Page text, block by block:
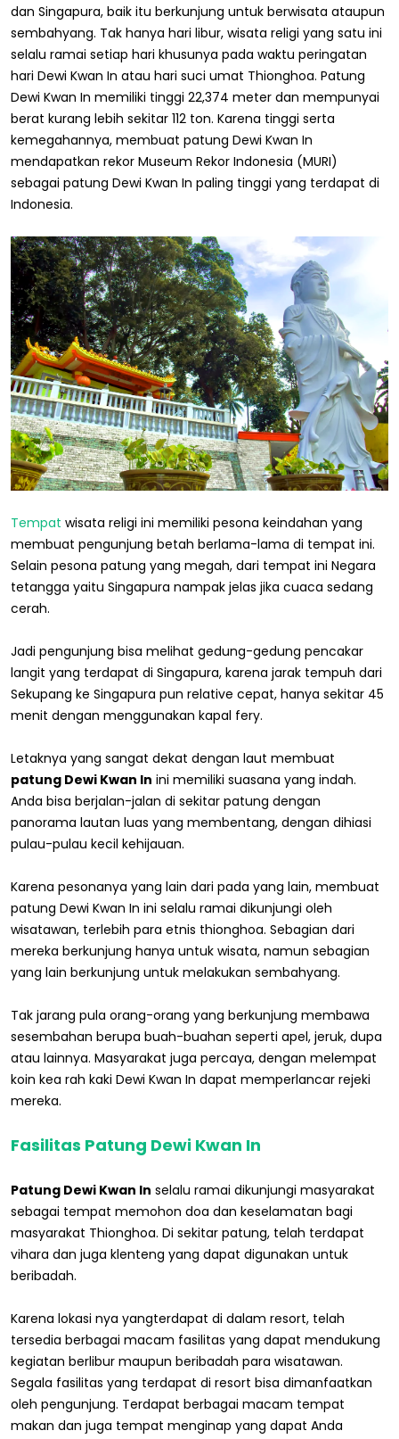
dan Singapura, baik itu berkunjung untuk berwisata ataupun
sembahyang. Tak hanya hari libur, wisata religi yang satu ini
selalu ramai setiap hari khusunya pada waktu peringatan
hari Dewi Kwan In atau hari suci umat Thionghoa. Patung
Dewi Kwan In memiliki tinggi 22,374 meter dan mempunyai
berat kurang lebih sekitar 112 ton. Karena tinggi serta
kemegahannya, membuat patung Dewi Kwan In
mendapatkan rekor Museum Rekor Indonesia (MURI)
sebagai patung Dewi Kwan In paling tinggi yang terdapat di
Indonesia.
Tempat wisata religi ini memiliki pesona keindahan yang
membuat pengunjung betah berlama-lama di tempat ini.
Selain pesona patung yang megah, dari tempat ini Negara
tetangga yaitu Singapura nampak jelas jika cuaca sedang
cerah.
Jadi pengunjung bisa melihat gedung-gedung pencakar
langit yang terdapat di Singapura, karena jarak tempuh dari
Sekupang ke Singapura pun relative cepat, hanya sekitar 45
menit dengan menggunakan kapal fery.
Letaknya yang sangat dekat dengan laut membuat
patung Dewi Kwan In ini memiliki suasana yang indah.
Anda bisa berjalan-jalan di sekitar patung dengan
panorama lautan luas yang membentang, dengan dihiasi
pulau-pulau kecil kehijauan.
Karena pesonanya yang lain dari pada yang lain, membuat
patung Dewi Kwan In ini selalu ramai dikunjungi oleh
wisatawan, terlebih para etnis thionghoa. Sebagian dari
mereka berkunjung hanya untuk wisata, namun sebagian
yang lain berkunjung untuk melakukan sembahyang.
Tak jarang pula orang-orang yang berkunjung membawa
sesembahan berupa buah-buahan seperti apel, jeruk, dupa
atau lainnya. Masyarakat juga percaya, dengan melempat
koin kea rah kaki Dewi Kwan In dapat memperlancar rejeki
mereka.
Fasilitas Patung Dewi Kwan In
Patung Dewi Kwan In selalu ramai dikunjungi masyarakat
sebagai tempat memohon doa dan keselamatan bagi
masyarakat Thionghoa. Di sekitar patung, telah terdapat
vihara dan juga klenteng yang dapat digunakan untuk
beribadah.
Karena lokasi nya yangterdapat di dalam resort, telah
tersedia berbagai macam fasilitas yang dapat mendukung
kegiatan berlibur maupun beribadah para wisatawan.
Segala fasilitas yang terdapat di resort bisa dimanfaatkan
oleh pengunjung. Terdapat berbagai macam tempat
makan dan juga tempat menginap yang dapat Anda